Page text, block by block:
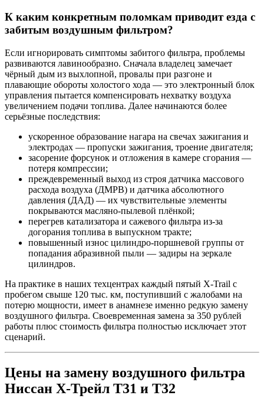
К каким конкретным поломкам приводит езда с
забитым воздушным фильтром?
Если игнорировать симптомы забитого фильтра, проблемы
развиваются лавинообразно. Сначала владелец замечает
чёрный дым из выхлопной, провалы при разгоне и
плавающие обороты холостого хода — это электронный блок
управления пытается компенсировать нехватку воздуха
увеличением подачи топлива. Далее начинаются более
серьёзные последствия:
ускоренное образование нагара на свечах зажигания и
электродах — пропуски зажигания, троение двигателя;
засорение форсунок и отложения в камере сгорания —
потеря компрессии;
преждевременный выход из строя датчика массового
расхода воздуха (ДМРВ) и датчика абсолютного
давления (ДАД) — их чувствительные элементы
покрываются масляно-пылевой плёнкой;
перегрев катализатора и сажевого фильтра из-за
догорания топлива в выпускном тракте;
повышенный износ цилиндро-поршневой группы от
попадания абразивной пыли — задиры на зеркале
цилиндров.
На практике в наших техцентрах каждый пятый X-Trail с
пробегом свыше 120 тыс. км, поступивший с жалобами на
потерю мощности, имеет в анамнезе именно редкую замену
воздушного фильтра. Своевременная замена за 350 рублей
работы плюс стоимость фильтра полностью исключает этот
сценарий.
Цены на замену воздушного фильтра
Ниссан Х-Трейл Т31 и Т32